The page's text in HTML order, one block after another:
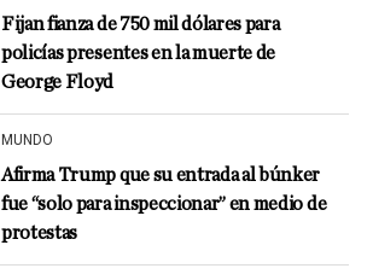
Fijan fianza de 750 mil dólares para
policías presentes en la muerte de
George Floyd
MUNDO
Afirma Trump que su entrada al búnker
fue “solo para inspeccionar” en medio de
protestas